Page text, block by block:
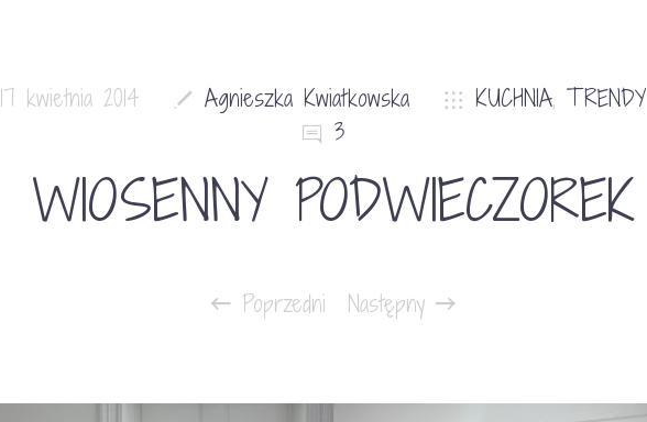
17 kwietnia 2014 Agnieszka Kwiatkowska KUCHNIA, TRENDY
3
WIOSENNY PODWIECZOREK
Poprzedni Następny